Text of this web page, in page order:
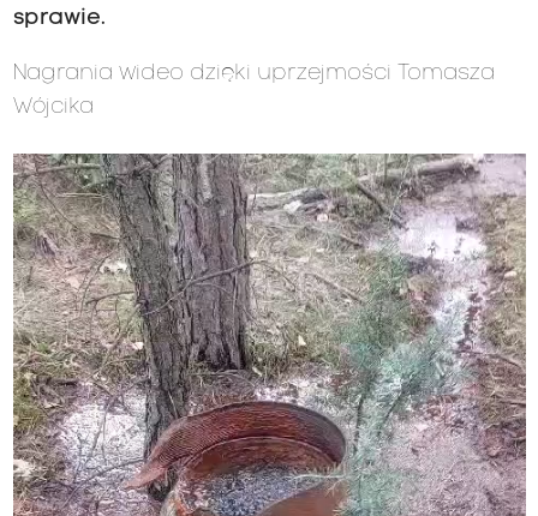
sprawie.
Nagrania wideo dzięki uprzejmości Tomasza
Wójcika